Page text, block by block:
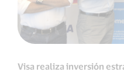
Visa realiza inversión